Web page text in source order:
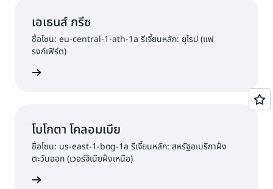
เอเธนส์ กรีซ
ชื่อโซน: eu-central-1-ath-1a รีเจี้ยนหลัก: ยุโรป (แฟ
รงก์เฟิร์ต)
โบโกตา โคลอมเบีย
ชื่อโซน: us-east-1-bog-1a รีเจี้ยนหลัก: สหรัฐอเมริกาฝั่ง
ตะวันออก (เวอร์จิเนียฝั่งเหนือ)